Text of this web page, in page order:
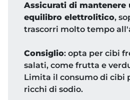
Assicurati di mantenere
equilibro elettrolitico,
trascorri molto tempo
Consiglio: opta per cibi
salati, come frutta e
Limita il consumo di cibi
ricchi di sodio.